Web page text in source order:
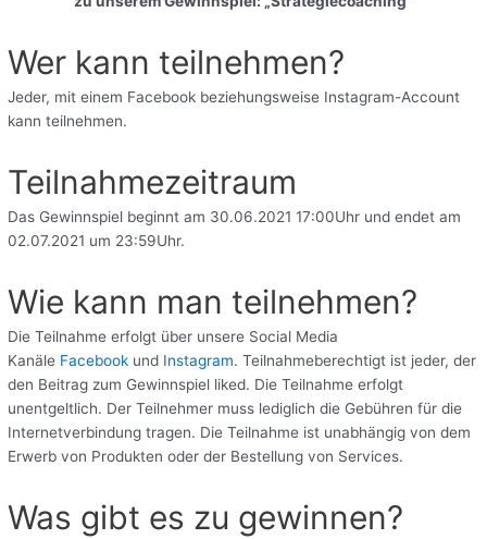
Wer kann teilnehmen?
Jeder, mit einem Facebook beziehungsweise Instagram-Account
kann teilnehmen.
Teilnahmezeitraum
Das Gewinnspiel beginnt am 30.06.2021 17:00Uhr und endet am
02.07.2021 um 23:59Uhr.
Wie kann man teilnehmen?
Die Teilnahme erfolgt über unsere Social Media
Kanäle Facebook und Instagram. Teilnahmeberechtigt ist jeder, der
den Beitrag zum Gewinnspiel liked. Die Teilnahme erfolgt
unentgeltlich. Der Teilnehmer muss lediglich die Gebühren für die
Internetverbindung tragen. Die Teilnahme ist unabhängig von dem
Erwerb von Produkten oder der Bestellung von Services.
Was gibt es zu gewinnen?